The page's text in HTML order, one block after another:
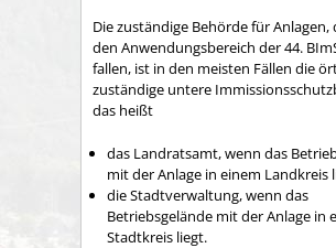
Die zuständige Behörde für Anlagen,
den Anwendungsbereich der 44.
fallen, ist in den meisten Fällen die
zuständige untere
das heißt
das Landratsamt, wenn das
mit der Anlage in einem Landkreis
die Stadtverwaltung, wenn das
Betriebsgelände mit der Anlage in
Stadtkreis liegt.